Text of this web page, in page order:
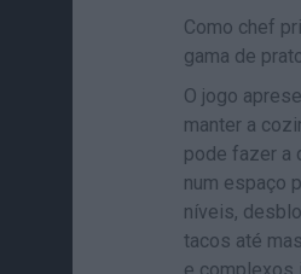
Como chef
gama de
O jogo
manter a
pode fazer a
num espaço
níveis,
tacos até